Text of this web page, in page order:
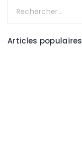
Articles populaires